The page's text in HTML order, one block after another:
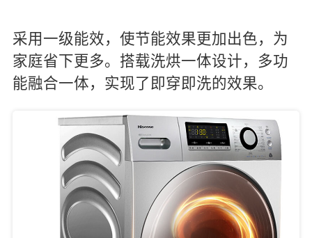
采用一级能效，使节能效果更加出色，为
家庭省下更多。搭载洗烘一体设计，多功
能融合一体，实现了即穿即洗的效果。